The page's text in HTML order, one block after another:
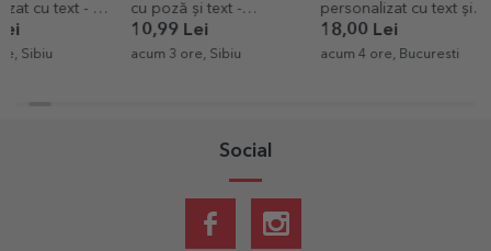
cu poză și text -
acum 3 ore, Sibiu
personalizat cu text și 4
poze - Happy birthday
acum 4 ore, Bucuresti
cu o poză
acum 4 ore,
Social